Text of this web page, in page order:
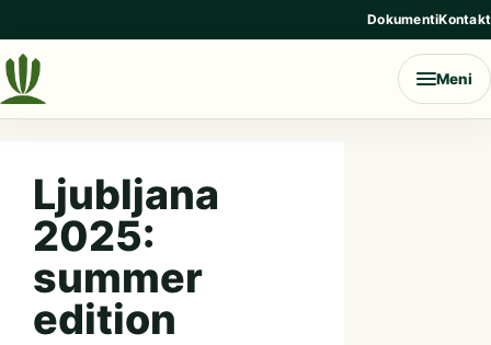
DokumentiKontakt
Meni
Ljubljana
2025:
summer
edition